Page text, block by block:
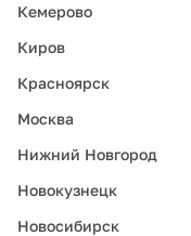
Кемерово
Киров
Красноярск
Москва
Нижний Новгород
Новокузнецк
Новосибирск